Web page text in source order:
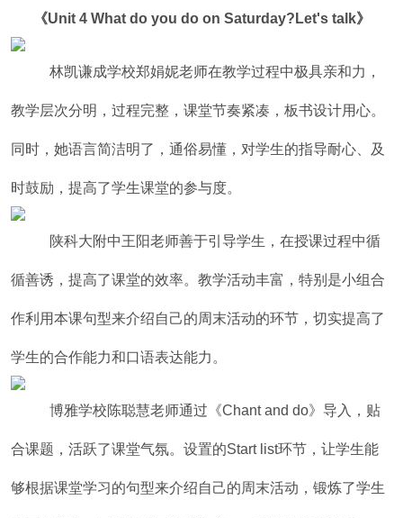
《Unit 4 What do you do on Saturday?Let's talk》
林凯谦成学校郑娟妮老师在教学过程中极具亲和力，
教学层次分明，过程完整，课堂节奏紧凑，板书设计用心。
同时，她语言简洁明了，通俗易懂，对学生的指导耐心、及
时鼓励，提高了学生课堂的参与度。
陕科大附中王阳老师善于引导学生，在授课过程中循
循善诱，提高了课堂的效率。教学活动丰富，特别是小组合
作利用本课句型来介绍自己的周末活动的环节，切实提高了
学生的合作能力和口语表达能力。
博雅学校陈聪慧老师通过《Chant and do》导入，贴
合课题，活跃了课堂气氛。设置的Start list环节，让学生能
够根据课堂学习的句型来介绍自己的周末活动，锻炼了学生